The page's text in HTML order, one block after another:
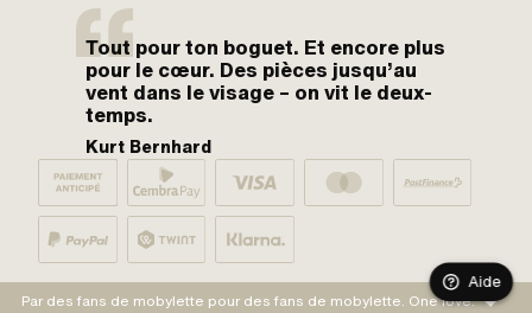
Tout pour ton boguet. Et encore plus
pour le cœur. Des pièces jusqu’au
vent dans le visage – on vit le deux-
temps.
Kurt Bernhard
Par des fans de mobylette pour des fans de mobylette. One love.
Aide